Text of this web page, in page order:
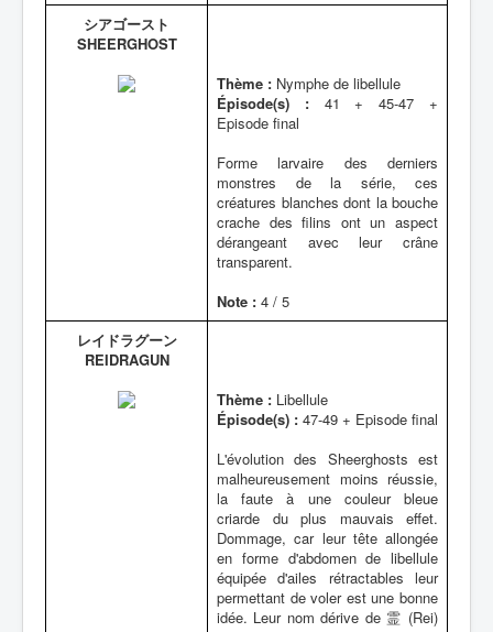
シアゴースト
SHEERGHOST
Thème : Nymphe de libellule
Épisode(s) :41 + 45-47 +
Episode final
Forme larvaire des derniers
monstres de la série, ces
créatures blanches dont la bouche
crache des filins ont un aspect
dérangeant avec leur crâne
transparent.
Note : 4 / 5
レイドラグーン
REIDRAGUN
Thème : Libellule
Épisode(s) : 47-49 + Episode final
L'évolution des Sheerghosts est
malheureusement moins réussie,
la faute à une couleur bleue
criarde du plus mauvais effet.
Dommage, car leur tête allongée
en forme d'abdomen de libellule
équipée d'ailes rétractables leur
permettant de voler est une bonne
idée. Leur nom dérive de 霊 (Rei)